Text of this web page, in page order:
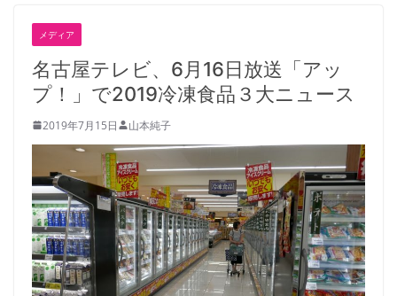
メディア
名古屋テレビ、6月16日放送「アッ
プ！」で2019冷凍食品３大ニュース
2019年7月15日 山本純子